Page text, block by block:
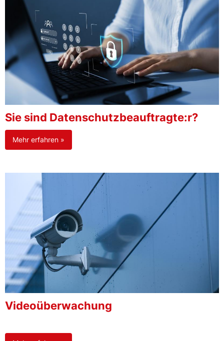
Sie sind Datenschutzbeauftragte:r?
Mehr erfahren »
Videoüberwachung